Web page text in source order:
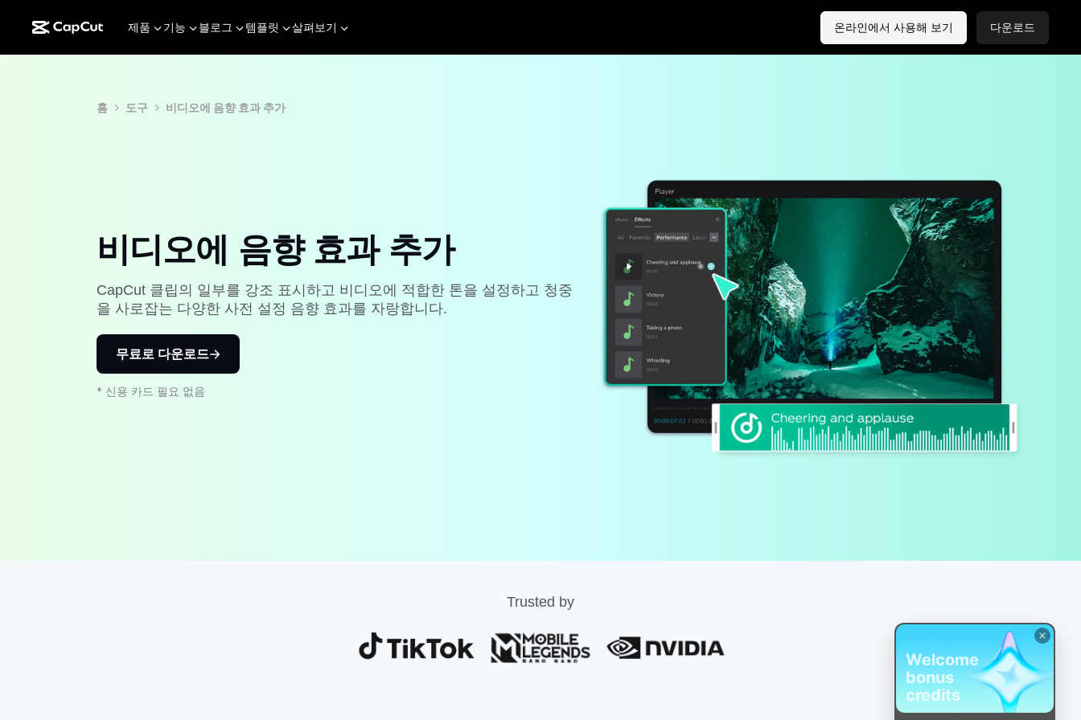
제품 기능 블로그 템플릿 살펴보기 온라인에서 사용해 보기 다운로드
홈 도구 비디오에 음향 효과 추가
비디오에 음향 효과 추가
CapCut 클립의 일부를 강조 표시하고 비디오에 적합한 톤을 설정하고 청중
을 사로잡는 다양한 사전 설정 음향 효과를 자랑합니다.
무료로 다운로드
* 신용 카드 필요 없음
Trusted by
Welcome
bonus
credits